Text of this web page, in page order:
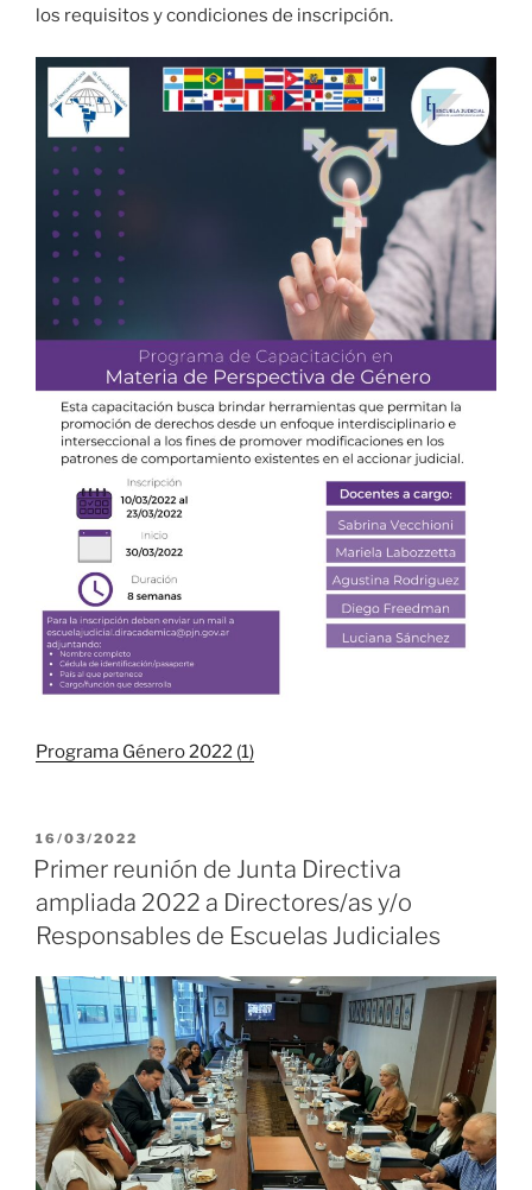
los requisitos y condiciones de inscripción.
Programa Género 2022 (1)
PUBLICADO
EL
16/03/2022
Primer reunión de Junta Directiva
ampliada 2022 a Directores/as y/o
Responsables de Escuelas Judiciales